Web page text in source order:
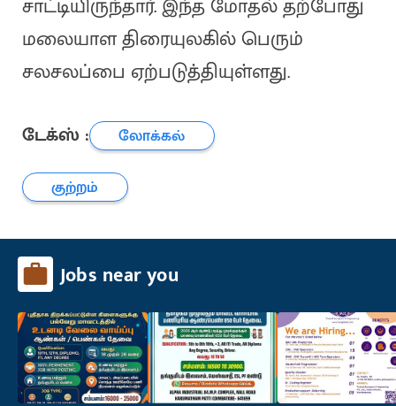
சாட்டியிருந்தார். இந்த மோதல் தற்போது
மலையாள திரையுலகில் பெரும்
சலசலப்பை ஏற்படுத்தியுள்ளது.
டேக்ஸ் :
லோக்கல்
குற்றம்
Jobs near you